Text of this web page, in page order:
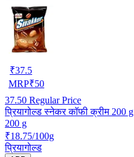
₹37.5
MRP₹50
37.50 Regular Price
प्रियागोल्ड स्नेकर कॉफी क्रीम 200 g
200 g
₹18.75/100g
प्रियागोल्ड